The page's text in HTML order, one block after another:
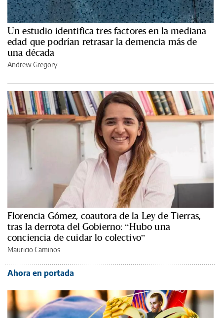
Un estudio identifica tres factores en la mediana
edad que podrían retrasar la demencia más de
una década
Andrew Gregory
Florencia Gómez, coautora de la Ley de Tierras,
tras la derrota del Gobierno: “Hubo una
conciencia de cuidar lo colectivo”
Mauricio Caminos
Ahora en portada